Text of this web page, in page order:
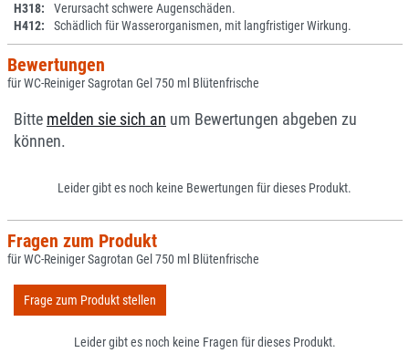
H318:
Verursacht schwere Augenschäden.
H412:
Schädlich für Wasserorganismen, mit langfristiger Wirkung.
Bewertungen
für WC-Reiniger Sagrotan Gel 750 ml Blütenfrische
Bitte melden sie sich an um Bewertungen abgeben zu
können.
Leider gibt es noch keine Bewertungen für dieses Produkt.
Fragen zum Produkt
für WC-Reiniger Sagrotan Gel 750 ml Blütenfrische
Frage zum Produkt stellen
Leider gibt es noch keine Fragen für dieses Produkt.